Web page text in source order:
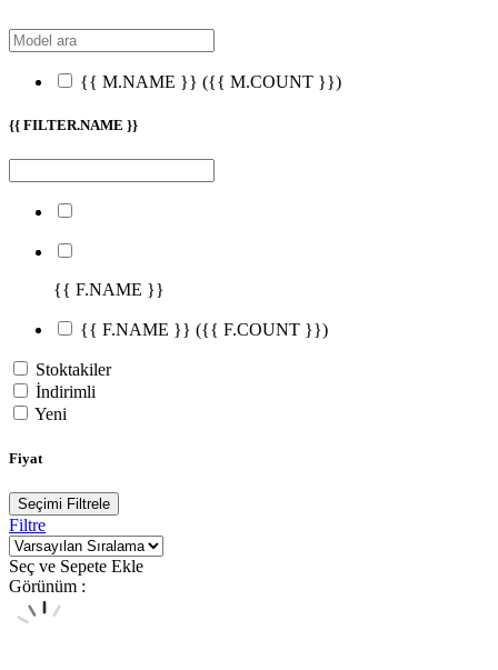
{{ M.NAME }} ({{ M.COUNT }})
{{ FILTER.NAME }}
{{ F.NAME }}
{{ F.NAME }} ({{ F.COUNT }})
Stoktakiler
İndirimli
Yeni
Fiyat
Seçimi Filtrele
Filtre
Seç ve Sepete Ekle
Görünüm :